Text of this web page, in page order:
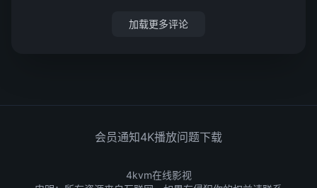
加载更多评论
会员通知4K播放问题下载
4kvm在线影视